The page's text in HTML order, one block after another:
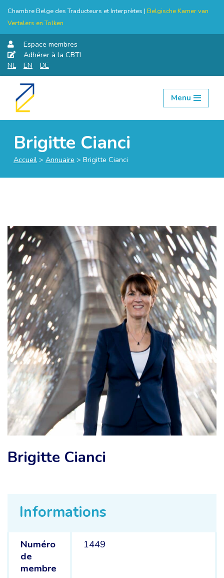
Chambre Belge des Traducteurs et Interprètes | Belgische Kamer van
Vertalers en Tolken
Espace membres
Adhérer à la CBTI
NL
EN DE
Aller
Menu
Brigitte Cianci
Accueil > Annuaire > Brigitte Cianci
Informations
Numéro
de
membre
1449
Brigitte Cianci